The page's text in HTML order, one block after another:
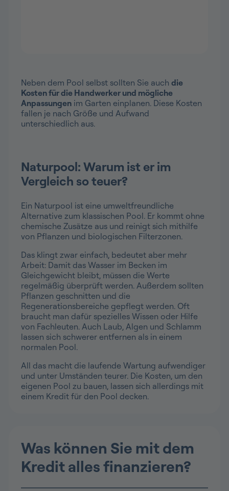
Neben dem Pool selbst sollten Sie auch die
Kosten für die Handwerker und mögliche
Anpassungen im Garten einplanen. Diese Kosten
fallen je nach Größe und Aufwand
unterschiedlich aus.
Naturpool: Warum ist er im
Vergleich so teuer?
Ein Naturpool ist eine umweltfreundliche
Alternative zum klassischen Pool. Er kommt ohne
chemische Zusätze aus und reinigt sich mithilfe
von Pflanzen und biologischen Filterzonen.
Das klingt zwar einfach, bedeutet aber mehr
Arbeit: Damit das Wasser im Becken im
Gleichgewicht bleibt, müssen die Werte
regelmäßig überprüft werden. Außerdem sollten
Pflanzen geschnitten und die
Regenerationsbereiche gepflegt werden. Oft
braucht man dafür spezielles Wissen oder Hilfe
von Fachleuten. Auch Laub, Algen und Schlamm
lassen sich schwerer entfernen als in einem
normalen Pool.
All das macht die laufende Wartung aufwendiger
und unter Umständen teurer. Die Kosten, um den
eigenen Pool zu bauen, lassen sich allerdings mit
einem Kredit für den Pool decken.
Was können Sie mit dem
Kredit alles finanzieren?